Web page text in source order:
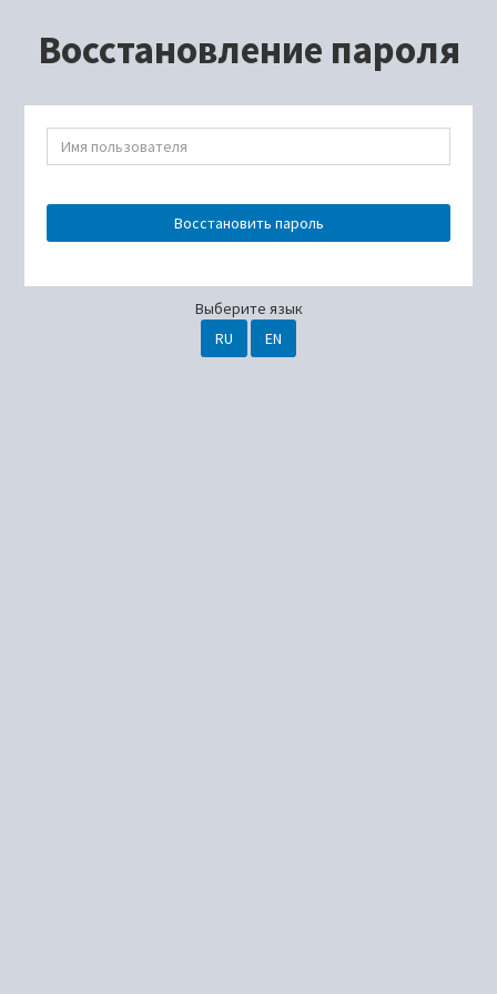
Восстановление пароля
Восстановить пароль
Выберите язык